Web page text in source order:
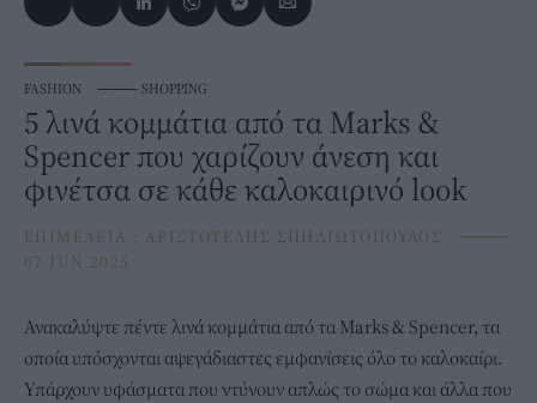
FASHION ⸻ SHOPPING
5 λινά κομμάτια από τα Marks &
Spencer που χαρίζουν άνεση και
φινέτσα σε κάθε καλοκαιρινό look
ΕΠΙΜΕΛΕΙΑ : ΑΡΙΣΤΟΤΕΛΗΣ ΣΠΗΛΙΩΤΟΠΟΥΛΟΣ
⸻
07 JUN 2025
Ανακαλύψτε πέντε λινά κομμάτια από τα Marks & Spencer, τα
οποία υπόσχονται αψεγάδιαστες εμφανίσεις όλο το καλοκαίρι.
Υπάρχουν υφάσματα που ντύνουν απλώς το σώμα και άλλα που